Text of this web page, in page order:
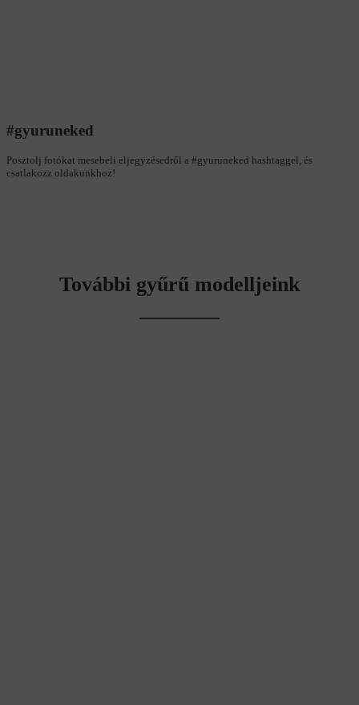
#gyuruneked
Posztolj fotókat mesebeli eljegyzésedről a #gyuruneked hashtaggel, és
csatlakozz oldakunkhoz!
További gyűrű modelljeink